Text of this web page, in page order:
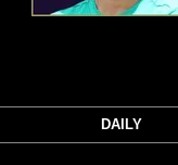
DAILY